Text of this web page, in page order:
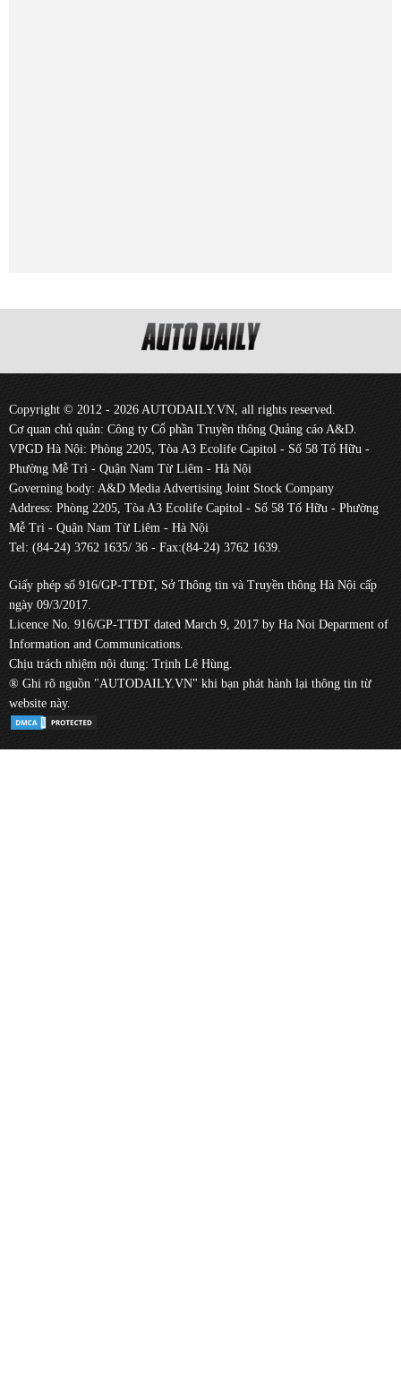
Copyright © 2012 - 2026 AUTODAILY.VN, all rights reserved.
Cơ quan chủ quản: Công ty Cổ phần Truyền thông Quảng cáo A&D.
VPGD Hà Nội: Phòng 2205, Tòa A3 Ecolife Capitol - Số 58 Tố Hữu -
Phường Mễ Trì - Quận Nam Từ Liêm - Hà Nội
Governing body: A&D Media Advertising Joint Stock Company
Address: Phòng 2205, Tòa A3 Ecolife Capitol - Số 58 Tố Hữu - Phường
Mễ Trì - Quận Nam Từ Liêm - Hà Nội
Tel: (84-24) 3762 1635/ 36 - Fax:(84-24) 3762 1639.
Giấy phép số 916/GP-TTĐT, Sở Thông tin và Truyền thông Hà Nội cấp
ngày 09/3/2017.
Licence No. 916/GP-TTĐT dated March 9, 2017 by Ha Noi Deparment of
Information and Communications.
Chịu trách nhiệm nội dung: Trịnh Lê Hùng.
® Ghi rõ nguồn "AUTODAILY.VN" khi bạn phát hành lại thông tin từ
website này.